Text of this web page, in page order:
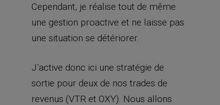
Cependant, je réalise tout de même
une gestion proactive et ne laisse pas
une situation se détériorer.
J’active donc ici une stratégie de
sortie pour deux de nos trades de
revenus (VTR et OXY). Nous allons